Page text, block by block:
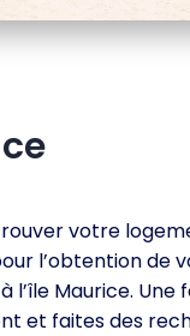
votre
l’obtention de
l’île Maurice. Une
et faites des